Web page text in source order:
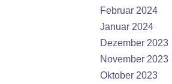
Februar 2024
Januar 2024
Dezember 2023
November 2023
Oktober 2023